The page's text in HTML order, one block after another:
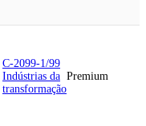
C-2099-1/99
Indústrias da
transformação
Premium